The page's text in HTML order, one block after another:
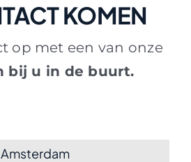
KOMEN
op met een van onze
bij u in de buurt.
Amsterdam